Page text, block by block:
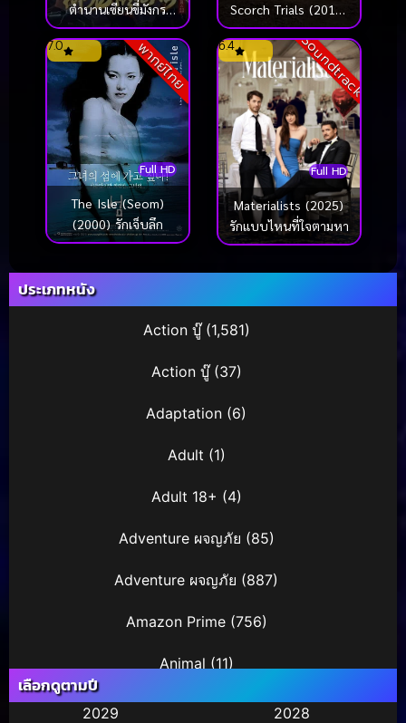
ตำนานเซียนขี่มังกร
(2018)
Scorch Trials (2015)
สมรภูมิมอดไหม้
พากย์ไทย
Full HD
7.0
The Isle (Seom)
(2000) รักเจ็บลึก
Soundtrack
Full HD
6.4
Materialists (2025)
รักแบบไหนที่ใจตามหา
ประเภทหนัง
Action บู๊(1,581)
Action บู๊(37)
Adaptation (6)
Adult (1)
Adult 18+ (4)
Adventure ผจญภัย (85)
Adventure ผจญภัย (887)
Amazon Prime(756)
Animal (11)
Animation การ์ตูน(245)
เลือกดูตามปี
2029
2028